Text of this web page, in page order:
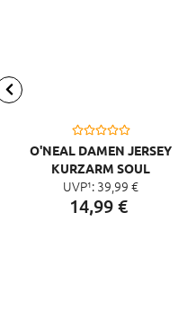
O'NEAL DAMEN JERSEY
KURZARM SOUL
UVP¹: 39, 99 €
14,99€